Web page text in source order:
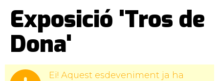
Exposició 'Tros de
Dona'
Ei! Aquest esdeveniment ja ha